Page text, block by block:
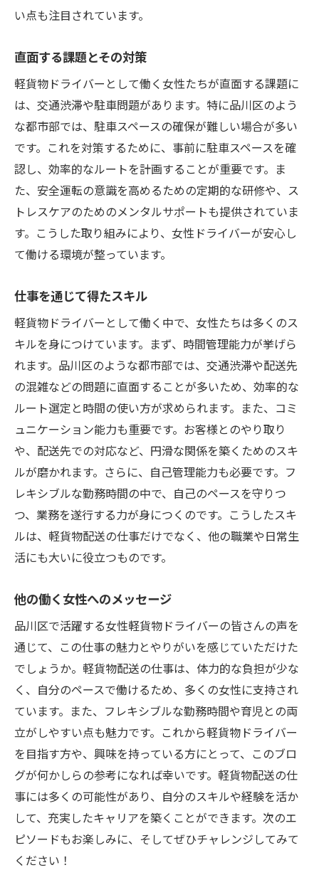
い点も注目されています。
直面する課題とその対策
軽貨物ドライバーとして働く女性たちが直面する課題に
は、交通渋滞や駐車問題があります。特に品川区のよう
な都市部では、駐車スペースの確保が難しい場合が多い
です。これを対策するために、事前に駐車スペースを確
認し、効率的なルートを計画することが重要です。ま
た、安全運転の意識を高めるための定期的な研修や、ス
トレスケアのためのメンタルサポートも提供されていま
す。こうした取り組みにより、女性ドライバーが安心し
て働ける環境が整っています。
仕事を通じて得たスキル
軽貨物ドライバーとして働く中で、女性たちは多くのス
キルを身につけています。まず、時間管理能力が挙げら
れます。品川区のような都市部では、交通渋滞や配送先
の混雑などの問題に直面することが多いため、効率的な
ルート選定と時間の使い方が求められます。また、コミ
ュニケーション能力も重要です。お客様とのやり取り
や、配送先での対応など、円滑な関係を築くためのスキ
ルが磨かれます。さらに、自己管理能力も必要です。フ
レキシブルな勤務時間の中で、自己のペースを守りつ
つ、業務を遂行する力が身につくのです。こうしたスキ
ルは、軽貨物配送の仕事だけでなく、他の職業や日常生
活にも大いに役立つものです。
他の働く女性へのメッセージ
品川区で活躍する女性軽貨物ドライバーの皆さんの声を
通じて、この仕事の魅力とやりがいを感じていただけた
でしょうか。軽貨物配送の仕事は、体力的な負担が少な
く、自分のペースで働けるため、多くの女性に支持され
ています。また、フレキシブルな勤務時間や育児との両
立がしやすい点も魅力です。これから軽貨物ドライバー
を目指す方や、興味を持っている方にとって、このブロ
グが何かしらの参考になれば幸いです。軽貨物配送の仕
事には多くの可能性があり、自分のスキルや経験を活か
して、充実したキャリアを築くことができます。次のエ
ピソードもお楽しみに、そしてぜひチャレンジしてみて
ください！